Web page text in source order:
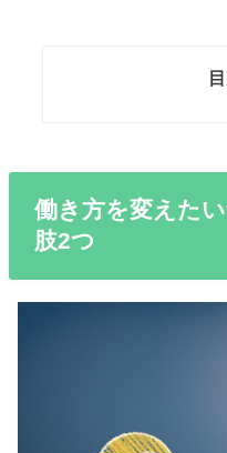
働き方を変えた
肢2つ